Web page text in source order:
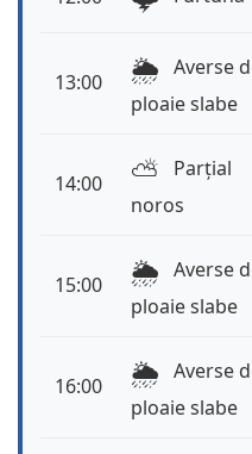
13:00 🌦️ Averse
ploaie slabe
14:00 ⛅️
Parțial
noros
15:00 🌦️ Averse
ploaie slabe
16:00 🌦️ Averse
ploaie slabe